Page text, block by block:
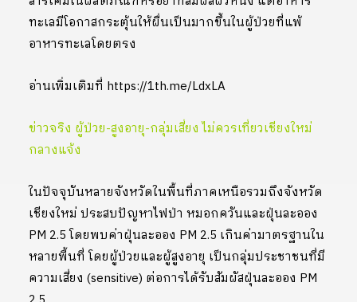
ทะเลมีโอกาสกระตุ้นให้ผื่นเป็นมากขึ้นในผู้ป่วยที่แพ้
อาหารทะเลโดยตรง
อ่านเพิ่มเติมที่ https://1th.me/LdxLA
ข่าวจริง ผู้ป่วย-สูงอายุ-กลุ่มเสี่ยง ไม่ควรเที่ยวเชียงใหม่
กลางแจ้ง
ในปัจจุบันหลายจังหวัดในพื้นที่ภาคเหนือรวมถึงจังหวัด
เชียงใหม่ ประสบปัญหาไฟป่า หมอกควันและฝุ่นละออง
PM 2.5 โดยพบค่าฝุ่นละออง PM 2.5 เกินค่ามาตรฐานใน
หลายพื้นที่ โดยผู้ป่วยและผู้สูงอายุ เป็นกลุ่มประชาชนที่มี
ความเสี่ยง (sensitive) ต่อการได้รับสัมผัสฝุ่นละออง PM